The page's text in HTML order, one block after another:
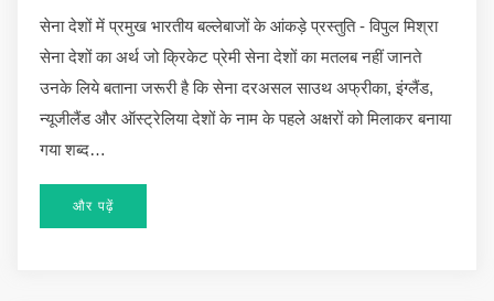
सेना देशों में प्रमुख भारतीय बल्लेबाजों के आंकड़े प्रस्तुति - विपुल मिश्रा
सेना देशों का अर्थ जो क्रिकेट प्रेमी सेना देशों का मतलब नहीं जानते
उनके लिये बताना जरूरी है कि सेना दरअसल साउथ अफ्रीका, इंग्लैंड,
न्यूजीलैंड और ऑस्ट्रेलिया देशों के नाम के पहले अक्षरों को मिलाकर बनाया
गया शब्द…
और पढ़ें